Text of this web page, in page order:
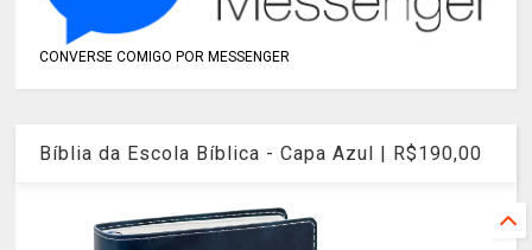
CONVERSE COMIGO POR MESSENGER
Bíblia da Escola Bíblica - Capa Azul | R$190,00